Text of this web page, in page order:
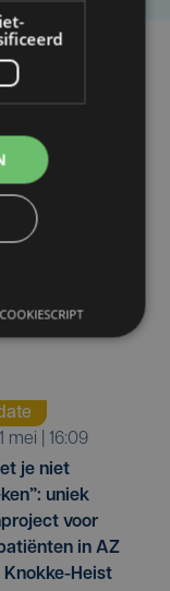
do 30 juli | 16:20
Harelbeke
550 kilometer
Kom op Tegen
mei | 16:09
je niet
uniek
voor
in AZ
Knokke-Heist